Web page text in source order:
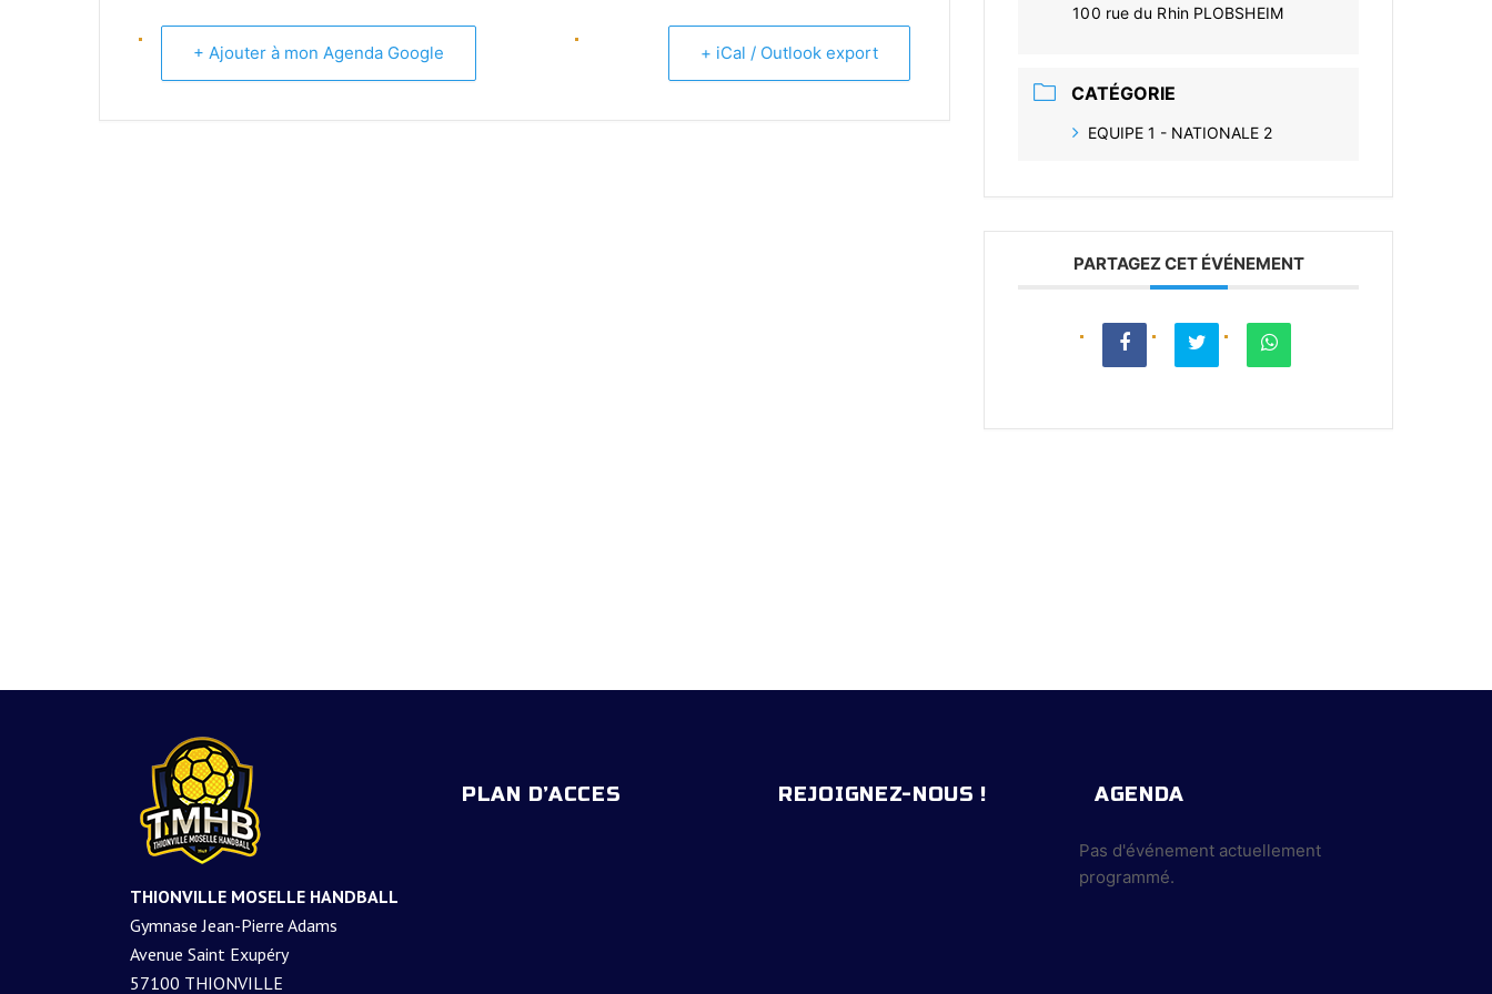
EQUIPE -13 ANS (1) REGIONAL
+ Ajouter à mon Agenda Google + iCal / Outlook export
100 rue du Rhin PLOBSHEIM
CATÉGORIE
EQUIPE 1 - NATIONALE 2
PARTAGEZ CET ÉVÉNEMENT
THIONVILLE MOSELLE HANDBALL
Gymnase Jean-Pierre Adams
Avenue Saint Exupéry
57100 THIONVILLE
PLAN D’ACCES REJOIGNEZ-NOUS ! AGENDA
Pas d'événement actuellement
programmé.